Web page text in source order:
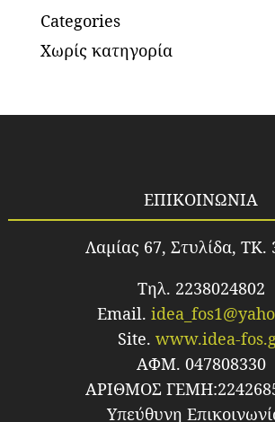
Categories
Χωρίς κατηγορία
ΕΠΙΚΟΙΝΩΝΙΑ
Λαμίας 67, Στυλίδα, TK.
Τηλ. 2238024802
Email.
Site.www.idea-
ΑΦΜ. 047808330
ΑΡΙΘΜΟΣ
Υπεύθυνη